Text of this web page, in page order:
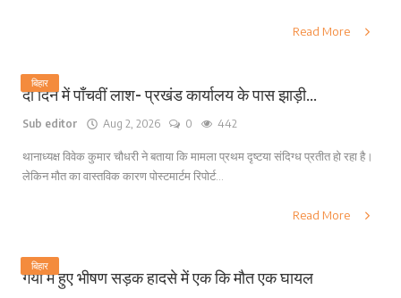
Read More
बिहार
दो दिन में पाँचवीं लाश- प्रखंड कार्यालय के पास झाड़ी...
Sub editor Aug 2, 2026 0 442
थानाध्यक्ष विवेक कुमार चौधरी ने बताया कि मामला प्रथम दृष्टया संदिग्ध प्रतीत हो रहा है।
लेकिन मौत का वास्तविक कारण पोस्टमार्टम रिपोर्ट...
Read More
बिहार
गया में हुए भीषण सड़क हादसे में एक कि मौत एक घायल